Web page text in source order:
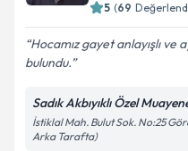
5 (69
Hocamız gayet anlayışlı ve
bulundu.
Sadık Akbıyıklı Özel
İstiklal Mah. Bulut Sok. No:25
Arka Tarafta)